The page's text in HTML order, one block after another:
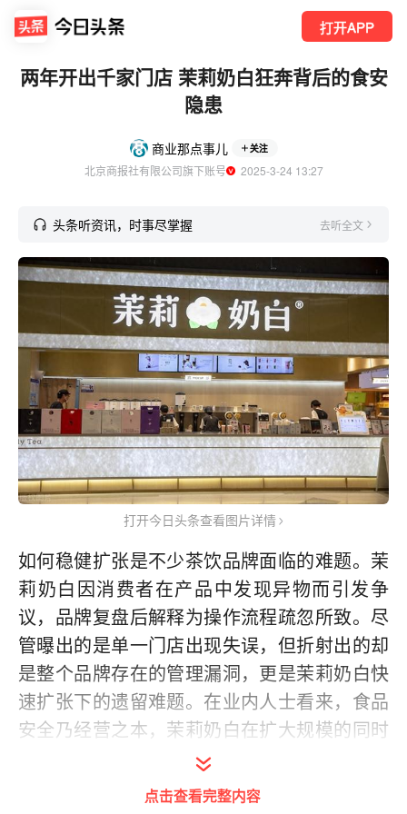
打开APP
两年开出千家门店 茉莉奶白狂奔背后的食安
隐患
商业那点事儿 关注
北京商报社有限公司旗下账号
  2025-3-24 13:27
头条听资讯，时事尽掌握 去听全文
打开今日头条查看图片详情
如何稳健扩张是不少茶饮品牌面临的难题。茉
莉奶白因消费者在产品中发现异物而引发争
议，品牌复盘后解释为操作流程疏忽所致。尽
管曝出的是单一门店出现失误，但折射出的却
是整个品牌存在的管理漏洞，更是茉莉奶白快
速扩张下的遗留难题。在业内人士看来，食品
安全乃经营之本，茉莉奶白在扩大规模的同时
更要找到系统管理和品牌把控的平衡点。
涉事门店闭店整改
点击查看完整内容